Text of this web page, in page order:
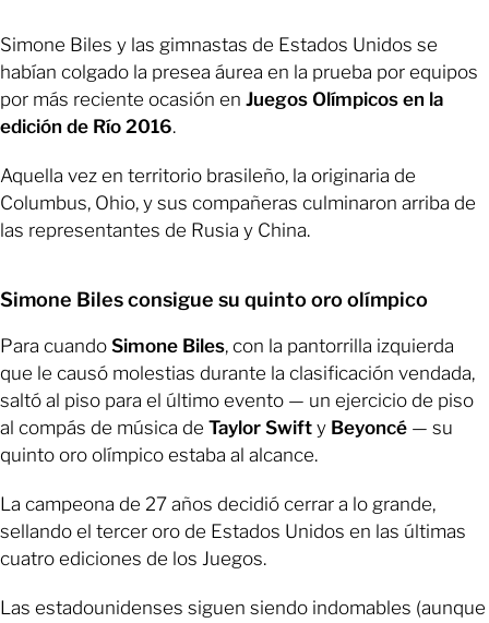
Simone Biles y las gimnastas de Estados Unidos se
habían colgado la presea áurea en la prueba por equipos
por más reciente ocasión en Juegos Olímpicos en la
edición de Río 2016.
Aquella vez en territorio brasileño, la originaria de
Columbus, Ohio, y sus compañeras culminaron arriba de
las representantes de Rusia y China.
Simone Biles consigue su quinto oro olímpico
Para cuando Simone Biles, con la pantorrilla izquierda
que le causó molestias durante la clasificación vendada,
saltó al piso para el último evento — un ejercicio de piso
al compás de música de Taylor Swift y Beyoncé — su
quinto oro olímpico estaba al alcance.
La campeona de 27 años decidió cerrar a lo grande,
sellando el tercer oro de Estados Unidos en las últimas
cuatro ediciones de los Juegos.
Las estadounidenses siguen siendo indomables (aunque